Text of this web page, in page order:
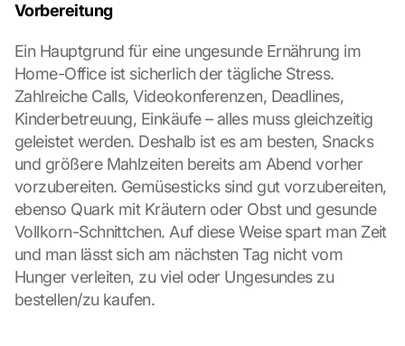
Vorbereitung
Ein Hauptgrund für eine ungesunde Ernährung im
Home-Office ist sicherlich der tägliche Stress.
Zahlreiche Calls, Videokonferenzen, Deadlines,
Kinderbetreuung, Einkäufe – alles muss gleichzeitig
geleistet werden. Deshalb ist es am besten, Snacks
und größere Mahlzeiten bereits am Abend vorher
vorzubereiten. Gemüsesticks sind gut vorzubereiten,
ebenso Quark mit Kräutern oder Obst und gesunde
Vollkorn-Schnittchen. Auf diese Weise spart man Zeit
und man lässt sich am nächsten Tag nicht vom
Hunger verleiten, zu viel oder Ungesundes zu
bestellen/zu kaufen.
M
p
s
.
D
a
t
a
w
i
l
b
e
t